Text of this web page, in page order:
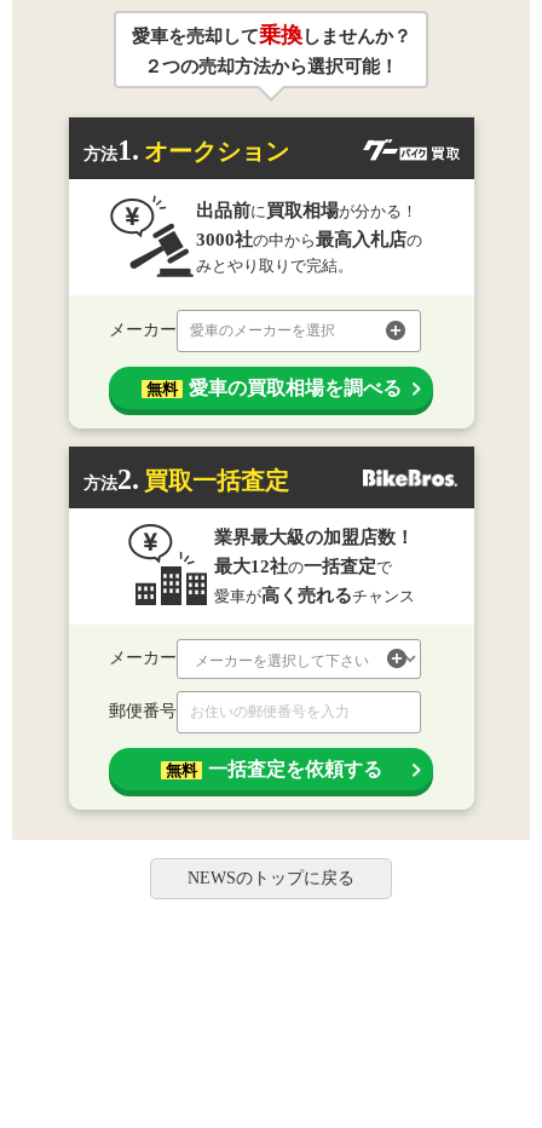
愛車を売却して乗換しませんか？
２つの売却方法から選択可能！
方法1. オークション
出品前に 買取相場が分かる！
3000社の中から最高入札店の
みとやり取りで完結。
メーカー 愛車のメーカーを選択
無料 愛車の買取相場を調べる
方法2. 買取一括査定
業界最大級の加盟店数！
最大12社の一括査定で
愛車が高く売れるチャンス
メーカー
郵便番号
無料 一括査定を依頼する
NEWSのトップに戻る